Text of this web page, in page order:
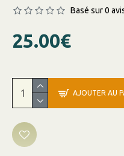
Basé sur 0
25.00€
AJOUTER AU